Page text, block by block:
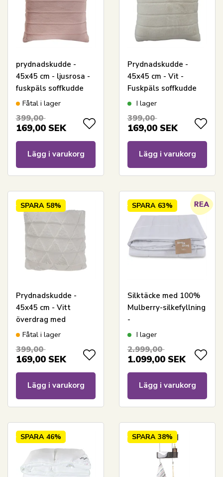
prydnadskudde -
45x45 cm - ljusrosa -
fuskpäls soffkudde
med ränder -
Fåtal i lager
399,00
169,00 SEK
Lägg i varukorg
Prydnadskudde -
45x45 cm - Vit -
Fuskpäls soffkudde
med ränder -
I lager
399,00
169,00 SEK
Lägg i varukorg
SPARA 58%
Prydnadskudde -
45x45 cm - Vitt
överdrag med
triangulärt mönster -
Borg Living
Fåtal i lager
399,00
169,00 SEK
Lägg i varukorg
SPARA 63%
Silktäcke med 100%
Mulberry-silkefyllning
-
Temperaturreglerande
140x200 cm - Borg
I lager
2.999,00
1.099,00 SEK
Lägg i varukorg
SPARA 46% SPARA 38%